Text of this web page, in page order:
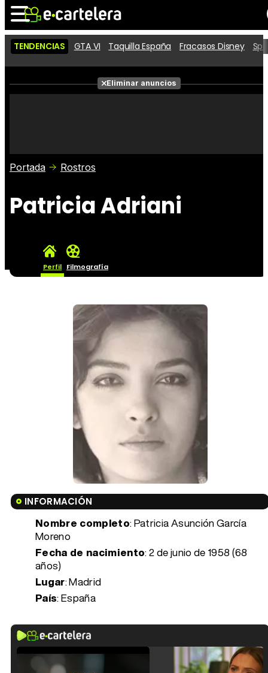
Noticias Cartelera
Películas
Críticas
TENDENCIAS GTA VI Taquilla España Fracasos Disney
Eliminar anuncios
Portada Rostros
Patricia Adriani
Perfil Filmografía
INFORMACIÓN
Nombre completo: Patricia Asunción García
Moreno
Fecha de nacimiento:2 de junio de 1958 (68
años)
Lugar: Madrid
País: España